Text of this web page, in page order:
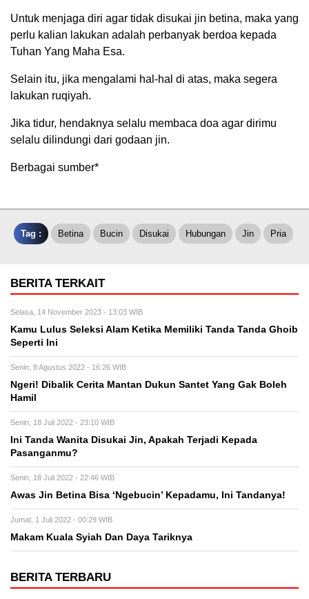
Untuk menjaga diri agar tidak disukai jin betina, maka yang
perlu kalian lakukan adalah perbanyak berdoa kepada
Tuhan Yang Maha Esa.
Selain itu, jika mengalami hal-hal di atas, maka segera
lakukan ruqiyah.
Jika tidur, hendaknya selalu membaca doa agar dirimu
selalu dilindungi dari godaan jin.
Berbagai sumber*
Tag : Betina Bucin Disukai Hubungan Jin Pria
BERITA TERKAIT
Selasa, 14 November 2023 - 13:03 WIB
Kamu Lulus Seleksi Alam Ketika Memiliki Tanda Tanda Ghoib
Seperti Ini
Senin, 8 Agustus 2022 - 16:26 WIB
Ngeri! Dibalik Cerita Mantan Dukun Santet Yang Gak Boleh
Hamil
Senin, 18 Juli 2022 - 23:10 WIB
Ini Tanda Wanita Disukai Jin, Apakah Terjadi Kepada
Pasanganmu?
Senin, 18 Juli 2022 - 22:46 WIB
Awas Jin Betina Bisa ‘Ngebucin’ Kepadamu, Ini Tandanya!
Jumat, 1 Juli 2022 - 00:29 WIB
Makam Kuala Syiah Dan Daya Tariknya
BERITA TERBARU